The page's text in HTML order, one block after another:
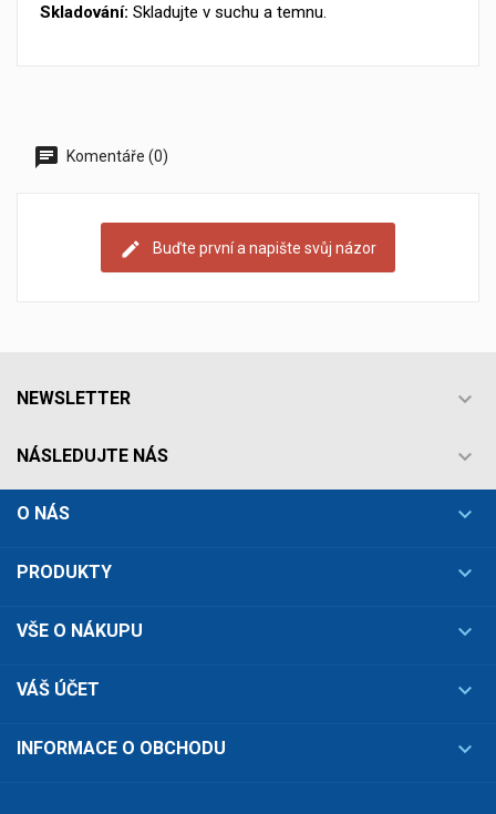
Skladování: Skladujte v suchu a temnu.
Komentáře (0)
Buďte první a napište svůj názor
NEWSLETTER 
NÁSLEDUJTE NÁS 
O NÁS 
PRODUKTY 
VŠE O NÁKUPU 
VÁŠ ÚČET 
INFORMACE O OBCHODU 